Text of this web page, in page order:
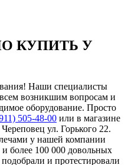
КУПИТЬ У
Наши специалисты
возникшим вопросам и
оборудование. Просто
505-48-00 или в магазине
ул. Горького 22.
у нашей компании
более 100 000 довольных
и протестировали